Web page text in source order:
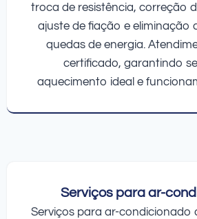
troca de resistência, correção
ajuste de fiação e eliminação
quedas de energia.
certificado, garantindo
aquecimento ideal e
Serviços para ar-
Serviços para ar-condicionado